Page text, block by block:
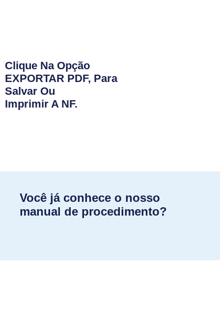
Clique Na Opção
EXPORTAR PDF, Para
Salvar Ou
Imprimir A NF.
Você já conhece o nosso
manual de procedimento?